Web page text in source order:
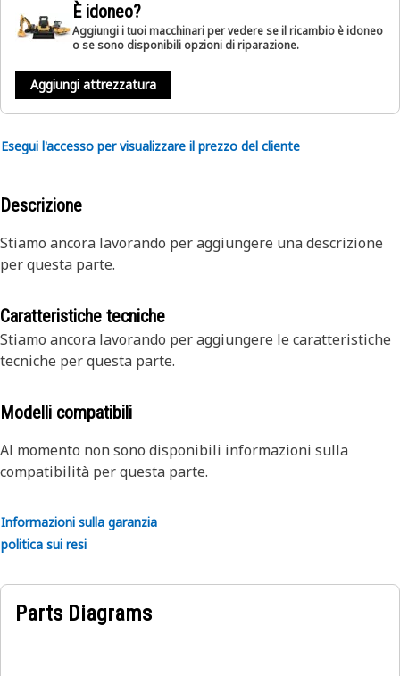
È idoneo?
Aggiungi i tuoi macchinari per vedere se il ricambio è idoneo
o se sono disponibili opzioni di riparazione.
Aggiungi attrezzatura
Esegui l'accesso per visualizzare il prezzo del cliente
Descrizione
Stiamo ancora lavorando per aggiungere una descrizione
per questa parte.
Caratteristiche tecniche
Stiamo ancora lavorando per aggiungere le caratteristiche
tecniche per questa parte.
Modelli compatibili
Al momento non sono disponibili informazioni sulla
compatibilità per questa parte.
Informazioni sulla garanzia
politica sui resi
Parts Diagrams